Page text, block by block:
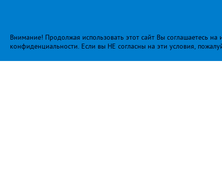
Внимание! Продолжая использовать этот сайт Вы соглашаетесь
конфиденциальности. Если вы НЕ согласны на эти условия,